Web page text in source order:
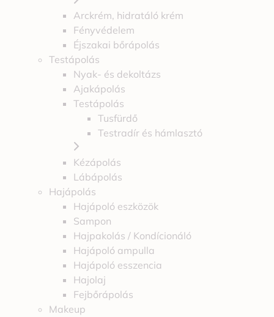
Arckrém, hidratáló krém
Fényvédelem
Éjszakai bőrápolás
Testápolás
Nyak- és dekoltázs
Ajakápolás
Testápolás
Tusfürdő
Testradír és hámlasztó
Kézápolás
Lábápolás
Hajápolás
Hajápoló eszközök
Sampon
Hajpakolás / Kondícionáló
Hajápoló ampulla
Hajápoló esszencia
Hajolaj
Fejbőrápolás
Makeup